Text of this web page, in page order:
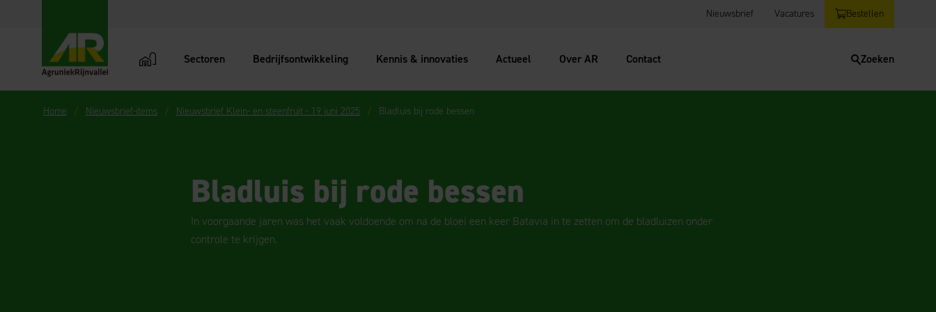
Nieuwsbrief Vacatures Bestellen
Sectoren Bedrijfsontwikkeling Kennis & innovaties Actueel Over AR Contact Zoeken
Home Nieuwsbrief-items Nieuwsbrief Klein- en steenfruit - 19 juni 2025 Bladluis bij rode bessen
Bladluis bij rode bessen
In voorgaande jaren was het vaak voldoende om na de bloei een keer Batavia in te zetten om de bladluizen onder
controle te krijgen.